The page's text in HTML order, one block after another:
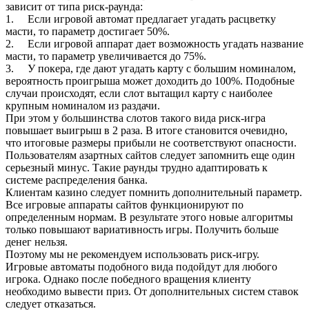
зависит от типа риск-раунда:
1. Если игровой автомат предлагает угадать расцветку
масти, то параметр достигает 50%.
2. Если игровой аппарат дает возможность угадать название
масти, то параметр увеличивается до 75%.
3. У покера, где дают угадать карту с большим номиналом,
вероятность проигрыша может доходить до 100%. Подобные
случаи происходят, если слот вытащил карту с наиболее
крупным номиналом из раздачи.
При этом у большинства слотов такого вида риск-игра
повышает выигрыш в 2 раза. В итоге становится очевидно,
что итоговые размеры прибыли не соответствуют опасности.
Пользователям азартных сайтов следует запомнить еще один
серьезный минус. Такие раунды трудно адаптировать к
системе распределения банка.
Клиентам казино следует помнить дополнительный параметр.
Все игровые аппараты сайтов функционируют по
определенным нормам. В результате этого новые алгоритмы
только повышают вариативность игры. Получить больше
денег нельзя.
Поэтому мы не рекомендуем использовать риск-игру.
Игровые автоматы подобного вида подойдут для любого
игрока. Однако после победного вращения клиенту
необходимо вывести приз. От дополнительных систем ставок
следует отказаться.